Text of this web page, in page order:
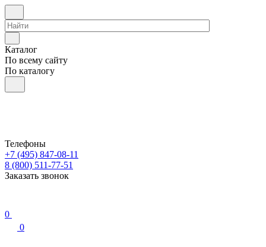
Каталог
По всему сайту
По каталогу
Телефоны
+7 (495) 847-08-11
8 (800) 511-77-51
Заказать звонок
0
0